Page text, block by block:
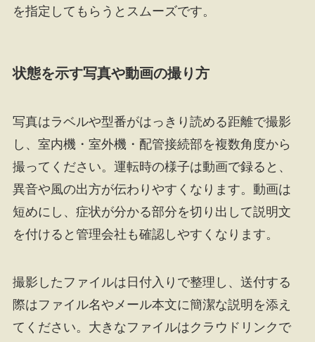
を指定してもらうとスムーズです。
状態を示す写真や動画の撮り方
写真はラベルや型番がはっきり読める距離で撮影
し、室内機・室外機・配管接続部を複数角度から
撮ってください。運転時の様子は動画で録ると、
異音や風の出方が伝わりやすくなります。動画は
短めにし、症状が分かる部分を切り出して説明文
を付けると管理会社も確認しやすくなります。
撮影したファイルは日付入りで整理し、送付する
際はファイル名やメール本文に簡潔な説明を添え
てください。大きなファイルはクラウドリンクで